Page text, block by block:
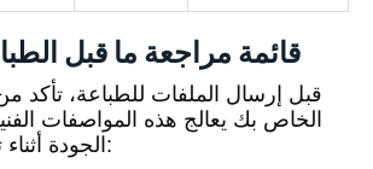
قائمة مراجعة ما قبل
قبل إرسال الملفات للطباعة، تأكد
الخاص بك يعالج هذه المواصفات
الجودة أثناء تشغيل الأوفست: